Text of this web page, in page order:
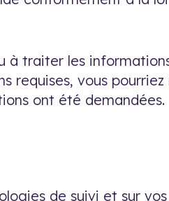
traiter les
vous pourriez
ont été demandées.
de suivi et sur